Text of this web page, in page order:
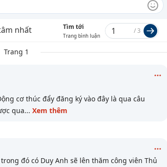
nhất Tìm tới
Trang bình luận
/3
Trang 1
cơ thúc đẩy đăng ký vào đây là qua câu
qua... Xem thêm
đó có Duy Anh sẽ lên thăm công viên Thủ